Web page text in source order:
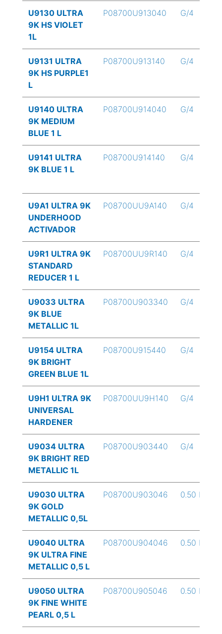
U9130 ULTRA
9K HS VIOLET
1L
P08700U913040 G/4
U9131 ULTRA
9K HS PURPLE1
L
P08700U913140 G/4
U9140 ULTRA
9K MEDIUM
BLUE 1 L
P08700U914040 G/4
U9141 ULTRA
9K BLUE 1 L
P08700U914140 G/4
U9A1 ULTRA 9K
UNDERHOOD
ACTIVADOR
P08700UU9A140 G/4
U9R1 ULTRA 9K
STANDARD
REDUCER 1 L
P08700UU9R140 G/4
U9033 ULTRA
9K BLUE
METALLIC 1L
P08700U903340 G/4
U9154 ULTRA
9K BRIGHT
GREEN BLUE 1L
P08700U915440 G/4
U9H1 ULTRA 9K
UNIVERSAL
HARDENER
P08700UU9H140 G/4
U9034 ULTRA
9K BRIGHT RED
METALLIC 1L
P08700U903440 G/4
U9030 ULTRA
9K GOLD
METALLIC 0,5L
P08700U903046 0.50 L
U9040 ULTRA
9K ULTRA FINE
METALLIC 0,5 L
P08700U904046 0.50 L
U9050 ULTRA
9K FINE WHITE
PEARL 0,5 L
P08700U905046 0.50 L